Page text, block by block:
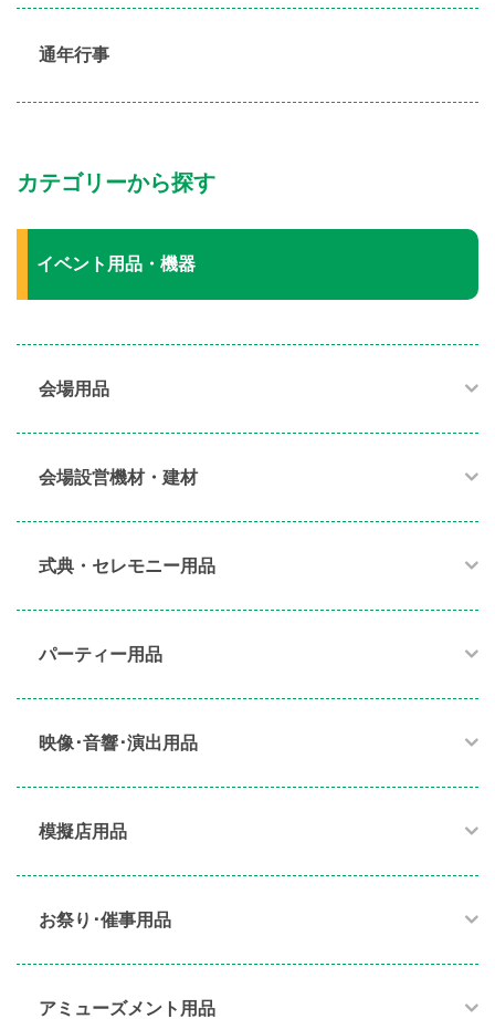
通年行事
カテゴリーから探す
イベント用品・機器
会場用品
会場設営機材・建材
式典・セレモニー用品
パーティー用品​
映像･音響･演出用品​
模擬店用品​
お祭り･催事用品​
アミューズメント用品​